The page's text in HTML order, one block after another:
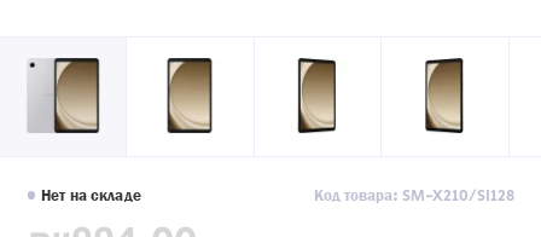
Нет на складе Код товара: SM-X210/SI128